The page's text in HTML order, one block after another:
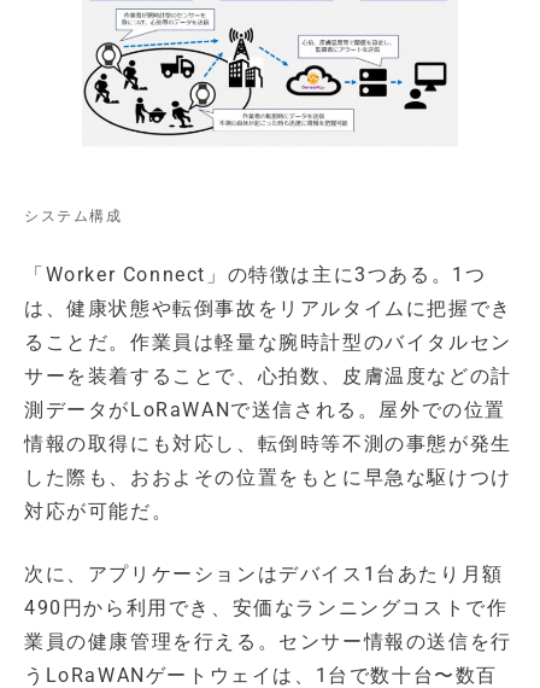
システム構成
「Worker Connect」の特徴は主に3つある。1つ
は、健康状態や転倒事故をリアルタイムに把握でき
ることだ。作業員は軽量な腕時計型のバイタルセン
サーを装着することで、心拍数、皮膚温度などの計
測データがLoRaWANで送信される。屋外での位置
情報の取得にも対応し、転倒時等不測の事態が発生
した際も、おおよその位置をもとに早急な駆けつけ
対応が可能だ。
次に、アプリケーションはデバイス1台あたり月額
490円から利用でき、安価なランニングコストで作
業員の健康管理を行える。センサー情報の送信を行
うLoRaWANゲートウェイは、1台で数十台〜数百